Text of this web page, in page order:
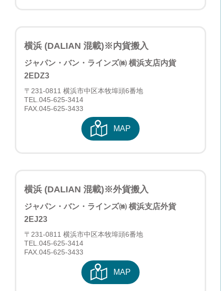
横浜 (DALIAN 混載)※内貨搬入
ジャパン・バン・ラインズ㈱ 横浜支店内貨
2EDZ3
〒231-0811 横浜市中区本牧埠頭6番地
TEL.045-625-3414
FAX.045-625-3433
MAP
横浜 (DALIAN 混載)※外貨搬入
ジャパン・バン・ラインズ㈱ 横浜支店外貨
2EJ23
〒231-0811 横浜市中区本牧埠頭6番地
TEL.045-625-3414
FAX.045-625-3433
MAP